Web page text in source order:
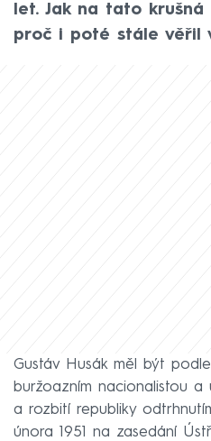
let. Jak na tato
proč i poté stále věřil
Gustáv Husák měl být
buržoazním nacionalistou
a rozbití republiky
února 1951 na zasedání